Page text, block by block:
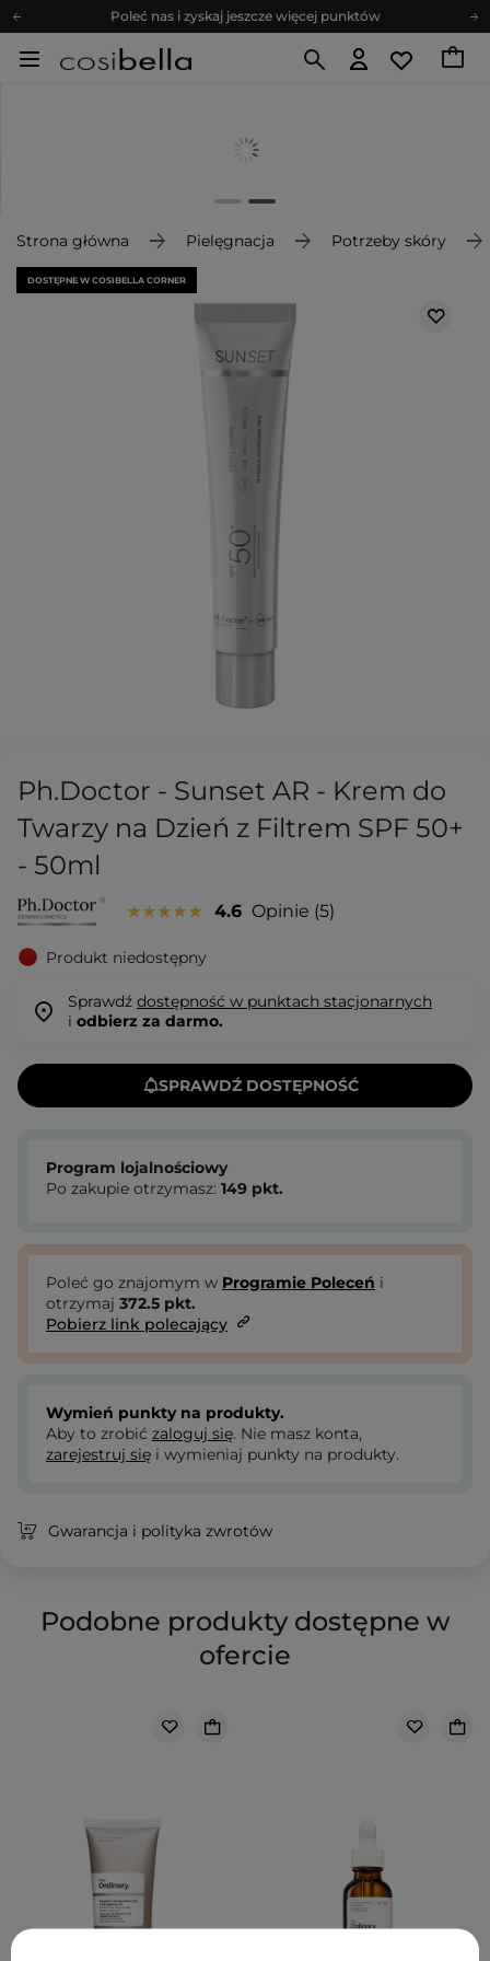
Poleć nas i zyskaj jeszcze więcej punktów
Zapisz się na newsletter pełen porad
Poleć nas i zyskaj jeszcze więcej punktów
Strona główna Pielęgnacja Potrzeby skóry
DOSTĘPNE W COSIBELLA CORNER
Ph.Doctor - Sunset AR - Krem do
Twarzy na Dzień z Filtrem SPF 50+
- 50ml
4.6 Opinie 5
Produkt niedostępny
Sprawdź dostępność w punktach stacjonarnych
i odbierz za darmo.
SPRAWDŹ DOSTĘPNOŚĆ
Program lojalnościowy
Po zakupie otrzymasz: 149 pkt.
Poleć go znajomym w Programie Poleceń i
otrzymaj 372.5 pkt.
Pobierz link polecający
Wymień punkty na produkty.
Aby to zrobić zaloguj się. Nie masz konta,
zarejestruj się i wymieniaj punkty na produkty.
Gwarancja i polityka zwrotów
Podobne produkty dostępne w
ofercie